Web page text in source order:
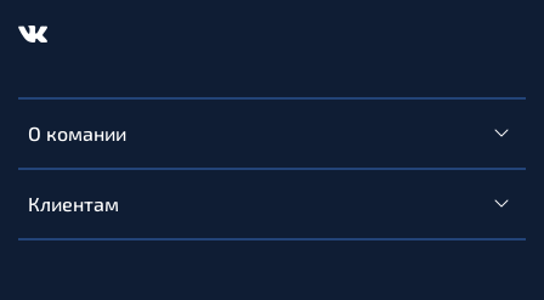
О комании
Клиентам